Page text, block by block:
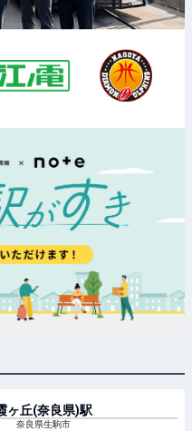
ヶ丘(奈良県)駅
奈良県生駒市